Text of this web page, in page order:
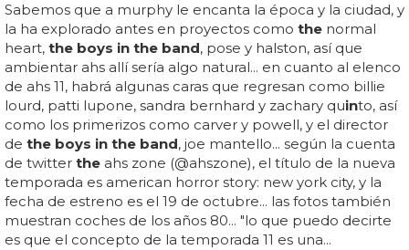
Sabemos que a murphy le encanta la época y la ciudad, y
la ha explorado antes en proyectos como the normal
heart, the boys in the band, pose y halston, así que
ambientar ahs allí sería algo natural... en cuanto al elenco
de ahs 11, habrá algunas caras que regresan como billie
lourd, patti lupone, sandra bernhard y zachary quinto, así
como los primerizos como carver y powell, y el director
de the boys in the band, joe mantello... según la cuenta
de twitter the ahs zone (@ahszone), el título de la nueva
temporada es american horror story: new york city, y la
fecha de estreno es el 19 de octubre... las fotos también
muestran coches de los años 80... "lo que puedo decirte
es que el concepto de la temporada 11 es una...